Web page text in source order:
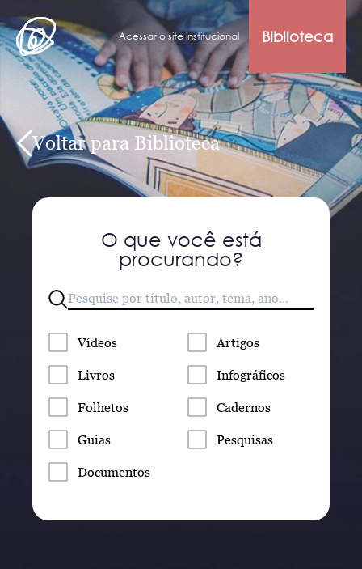
Acessar o site institucional Biblioteca
Voltar para Biblioteca
O que você está
procurando?
Vídeos Artigos
Livros Infográficos
Folhetos Cadernos
Guias Pesquisas
Documentos